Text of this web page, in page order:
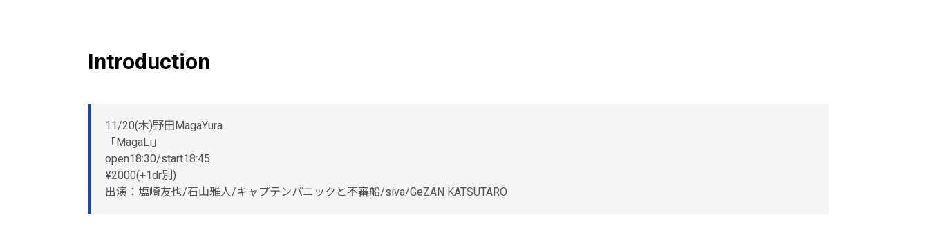
Introduction
11/20(木)野田MagaYura
「MagaLi」
open18:30/start18:45
¥2000(+1dr別)
出演：塩崎友也/石山雅人/キャプテンパニックと不審船/siva/GeZAN KATSUTARO